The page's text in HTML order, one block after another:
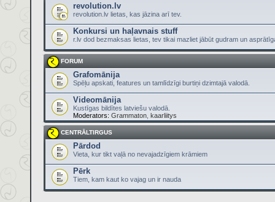
revolution.lv
revolution.lv lietas, kas jāzina arī tev.
Konkursi un haļavnais stuff
r.lv dod bezmaksas lietas, tev tikai mazliet jābūt gudram un
FORUM
Grafomānija
Spēļu apskati, features un tamlīdzīgi burtiņi dzimtajā valodā.
Videomānija
Kustīgas bildītes latviešu valodā.
Moderators: Grammaton kaarliitys
CENTRĀLTIRGUS
Pārdod
Vieta, kur tikt vaļā no nevajadzīgiem krāmiem
Pērk
Tiem, kam kaut ko vajag un ir nauda